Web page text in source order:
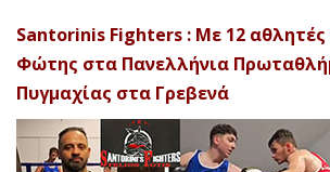
Santorinis Fighters : Με 12 αθλητές
Φώτης στα Πανελλήνια
Πυγμαχίας στα Γρεβενά